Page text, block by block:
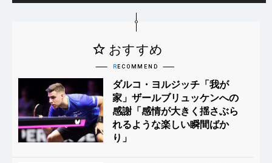
ダルコ・ヨルジッチ「我が
家」ザールブリュッケンへの
感謝「感情が大きく揺さぶら
れるような楽しい瞬間ばか
り」